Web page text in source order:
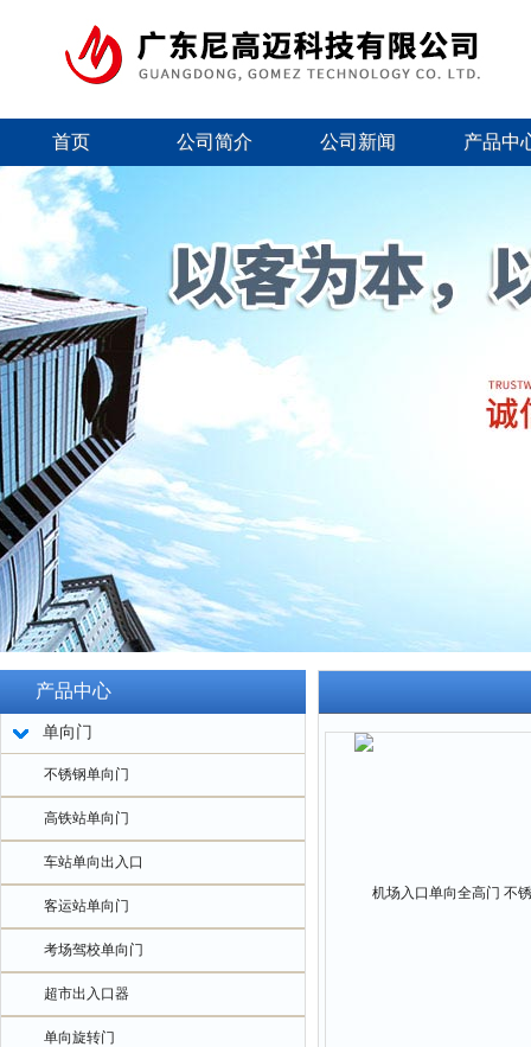
首页 公司简介 公司新闻 产品中
产品中心
单向门
不锈钢单向门
高铁站单向门
车站单向出入口
客运站单向门
考场驾校单向门
超市出入口器
单向旋转门